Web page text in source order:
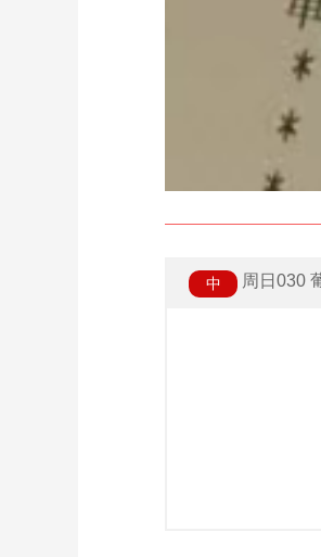
中 周日030